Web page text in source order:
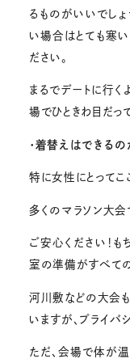
るものがいいでし
い場合はとても寒
ださい。
まるでデートに行く
場でひときわ目だっ
・着替えはできるの
特に女性にとって
多くのマラソン大会
ご安心ください！
室の準備がすべて
河川敷などの大会
いますが、プライバ
ただ、会場で体が